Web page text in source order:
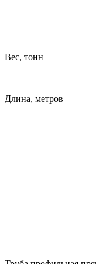
Вес, тонн
Длина, метров